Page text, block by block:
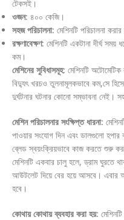
টেকসই।
ওজন: ৪০০ কেজি।
সহজ পরিচালনা: মেশিনটি পরিচালনা
রক্ষণাবেক্ষণ: মেশিনটি একটানা দীর্ঘ
কম।
মেশিনের সুবিধাসমূহ: মেশিনটি
বিদ্যুৎ খরচও তুলনামূলকভাবে কম,সে
দুর্ঘটনার ঘটনার কোনো সম্ভাবনা নেই।
মেশিন পরিচালনার সংক্ষিপ্ত ধারনা:
পাওয়ার সংযোগ দিন এবং ডালগুলো হপার
ব্লেড স্বয়ংক্রিয়ভাবে কাজ করতে শুরু
মেশিনটি একবার চালু হলে, ড্রাম ঘুরতে
আউটলেট দিয়ে বের হয়ে আসবে।
হবে।
কোথায় কোথায় ব্যবহার করা হয়: